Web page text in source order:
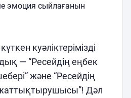
эмоция сыйлағанын
куәліктерімізді
— “Ресейдің еңбек
және “Ресейдің
жаттықтырушысы”! Дәл